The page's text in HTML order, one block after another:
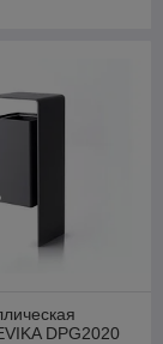
DPG2020